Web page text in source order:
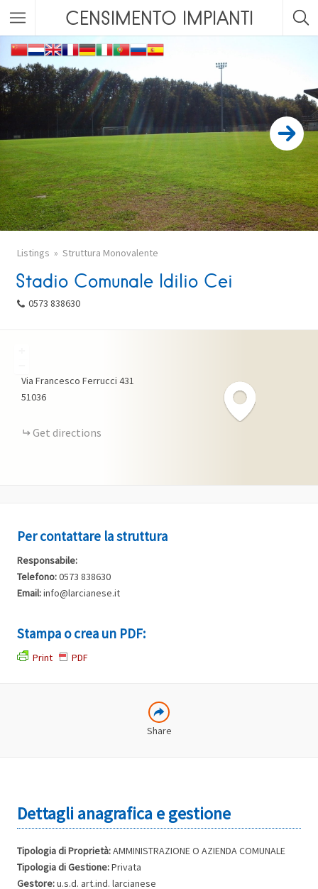
CENSIMENTO IMPIANTI
Listings Struttura Monovalente
Stadio Comunale Idilio Cei
0573 838630
Via Francesco Ferrucci 431
51036
Get directions
Per contattare la struttura
Responsabile:
Telefono:0573 838630
Email:info@larcianese.it
Stampa o crea un PDF:
Print PDF
Share
Tipologia di Proprietà:AMMINISTRAZIONE O AZIENDA COMUNALE
Tipologia di Gestione:Privata
Gestore:u.s.d. art.ind. larcianese